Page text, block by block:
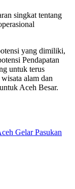
singkat tentang
yang dimiliki,
Pendapatan
untuk terus
alam dan
Aceh Besar.
Gelar Pasukan